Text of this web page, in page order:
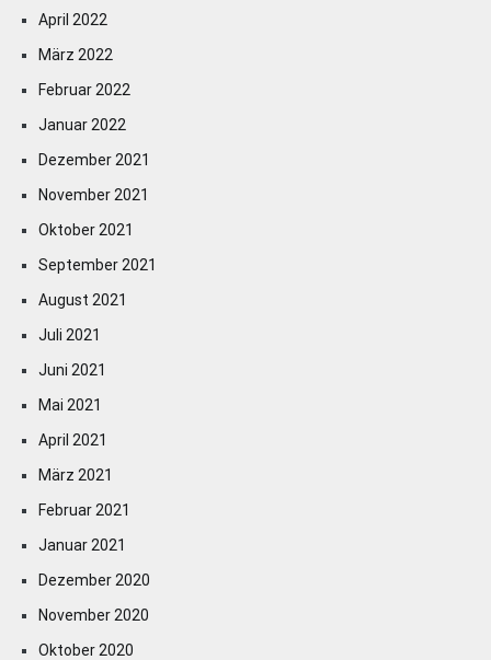
April 2022
März 2022
Februar 2022
Januar 2022
Dezember 2021
November 2021
Oktober 2021
September 2021
August 2021
Juli 2021
Juni 2021
Mai 2021
April 2021
März 2021
Februar 2021
Januar 2021
Dezember 2020
November 2020
Oktober 2020